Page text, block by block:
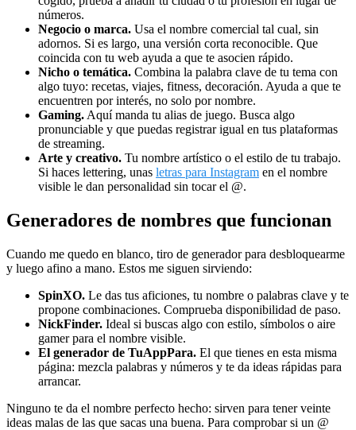
números.
Negocio o marca. Usa el nombre comercial tal cual, sin
adornos. Si es largo, una versión corta reconocible. Que
coincida con tu web ayuda a que te asocien rápido.
Nicho o temática. Combina la palabra clave de tu tema con
algo tuyo: recetas, viajes, fitness, decoración. Ayuda a que te
encuentren por interés, no solo por nombre.
Gaming. Aquí manda tu alias de juego. Busca algo
pronunciable y que puedas registrar igual en tus plataformas
de streaming.
Arte y creativo. Tu nombre artístico o el estilo de tu trabajo.
Si haces lettering, unas letras para Instagram en el nombre
visible le dan personalidad sin tocar el @.
Generadores de nombres que funcionan
Cuando me quedo en blanco, tiro de generador para desbloquearme
y luego afino a mano. Estos me siguen sirviendo:
SpinXO. Le das tus aficiones, tu nombre o palabras clave y te
propone combinaciones. Comprueba disponibilidad de paso.
NickFinder. Ideal si buscas algo con estilo, símbolos o aire
gamer para el nombre visible.
El generador de TuAppPara. El que tienes en esta misma
página: mezcla palabras y números y te da ideas rápidas para
arrancar.
Ninguno te da el nombre perfecto hecho: sirven para tener veinte
ideas malas de las que sacas una buena. Para comprobar si un @